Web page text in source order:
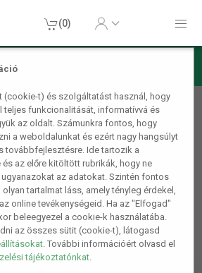
(cookie-t) és szolgáltatást használ, hogy
funkcionalitását, informatívvá és
az oldalt. Számunkra fontos, hogy
a weboldalunkat és ezért nagy hangsúlyt
továbbfejlesztésre. Ide tartozik a
az előre kitöltött rubrikák, hogy ne
az adatokat. Szintén fontos
tartalmat láss, amely tényleg érdekel,
online tevékenységeid. Ha az "Elfogad"
beleegyezel a cookie-k használatába.
az összes sütit (cookie-t), látogasd
. További információért olvasd el
tájékoztatónkat.
(0)
1 2 4.